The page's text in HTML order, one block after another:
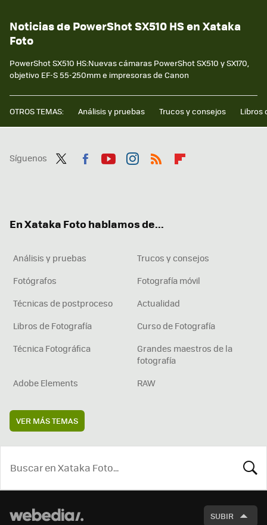
Noticias de PowerShot SX510 HS en Xataka
Foto
PowerShot SX510 HS:Nuevas cámaras PowerShot SX510 y SX170,
objetivo EF-S 55-250mm e impresoras de Canon
OTROS TEMAS: Análisis y pruebas Trucos y consejos Libros
Síguenos
En Xataka Foto hablamos de...
Análisis y pruebas
Trucos y consejos
Fotógrafos
Fotografía móvil
Técnicas de postproceso
Actualidad
Libros de Fotografía
Curso de Fotografía
Técnica Fotográfica
Grandes maestros de la
fotografía
Adobe Elements
RAW
VER MÁS TEMAS
SUBIR